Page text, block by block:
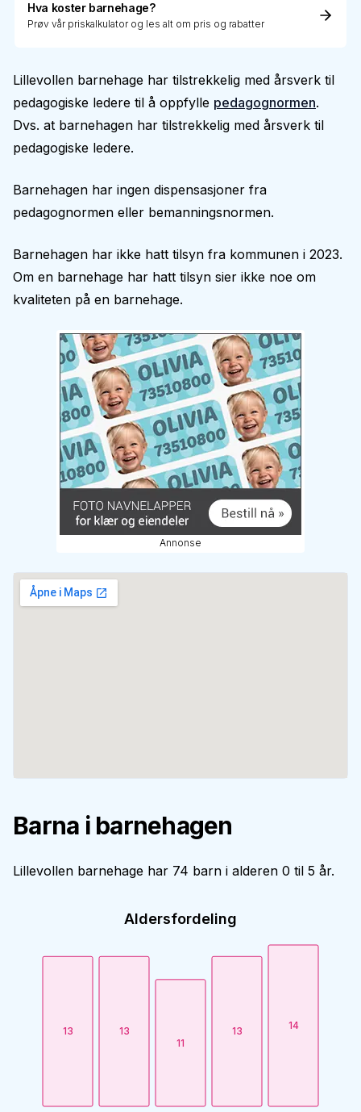
Hva koster barnehage?
Prøv vår priskalkulator og les alt om pris og rabatter
Lillevollen barnehage har tilstrekkelig med årsverk til
pedagogiske ledere til å oppfylle pedagognormen.
Dvs. at barnehagen har tilstrekkelig med årsverk til
pedagogiske ledere.
Barnehagen har ingen dispensasjoner fra
pedagognormen eller bemanningsnormen.
Barnehagen har ikke hatt tilsyn fra kommunen i 2023.
Om en barnehage har hatt tilsyn sier ikke noe om
kvaliteten på en barnehage.
Annonse
Barna i barnehagen
Lillevollen barnehage har 74 barn i alderen 0 til 5 år.
Aldersfordeling
13 13
11
13 14